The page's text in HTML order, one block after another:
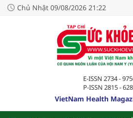
Chủ Nhật 09/08/2026 21:22
E-ISSN 2734 -
P-ISSN 2815 -
VietNam Health